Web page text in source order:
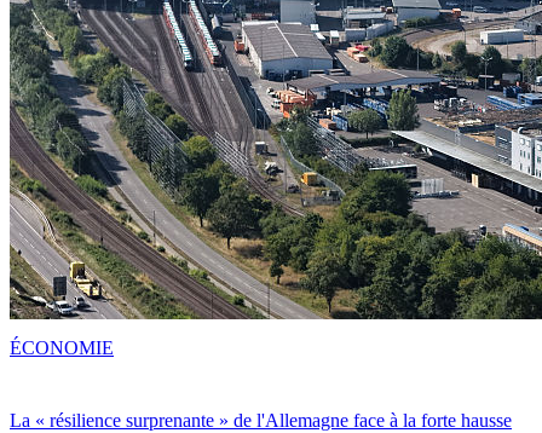
La « résilience surprenante » de l'Allemagne face à la forte hausse
ÉCONOMIE